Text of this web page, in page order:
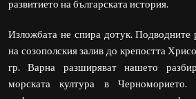
развитието на българската история.
Изложбата не спира дотук. Подводните
на созополския залив до крепостта
гр. Варна разширяват нашето
морската култура в Черноморието.